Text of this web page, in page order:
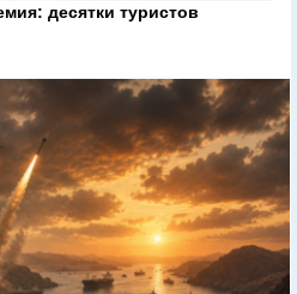
десятки туристов